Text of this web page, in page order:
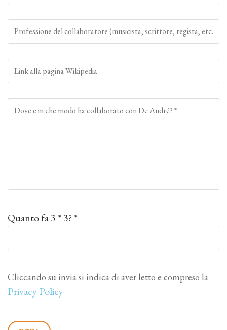
Quanto fa 3 * 3? *
Cliccando su invia si indica di aver letto e compreso la
Privacy Policy